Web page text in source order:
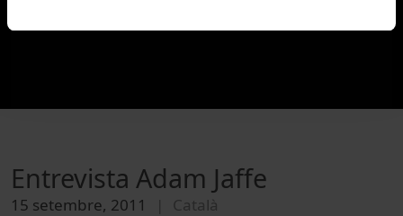
Entrevista Adam Jaffe
15 setembre, 2011 Català